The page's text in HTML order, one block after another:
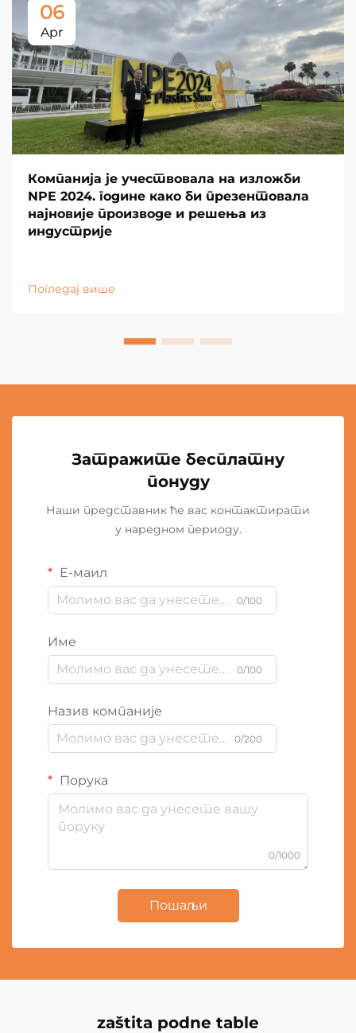
06
Apr
Компанија је учествовала на изложби
NPE 2024. године како би презентовала
најновије производе и решења из
индустрије
Погледај више
Затражите бесплатну
понуду
Наши представник ће вас контактирати
у наредном периоду.
Е-маил
0/100
Име
0/100
Назив компаније
0/200
Порука
0/1000
Пошаљи
zaštita podne table